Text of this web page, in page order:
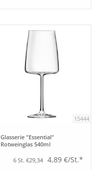
15444
Glasserie "Essential"
Rotweinglas 540ml
6 St. €29,34 4,89 €/St.*